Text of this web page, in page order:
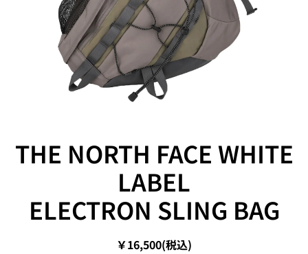
THE NORTH FACE WHITE
LABEL
ELECTRON SLING BAG
￥16,500(税込)